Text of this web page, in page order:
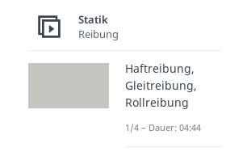
System
eine Gleichung
Abhängigkeit
auf, die die
Als nächstes
Statik
Reibung
Haftreibung,
Gleitreibung,
Rollreibung
1/4 – Dauer: 04:44